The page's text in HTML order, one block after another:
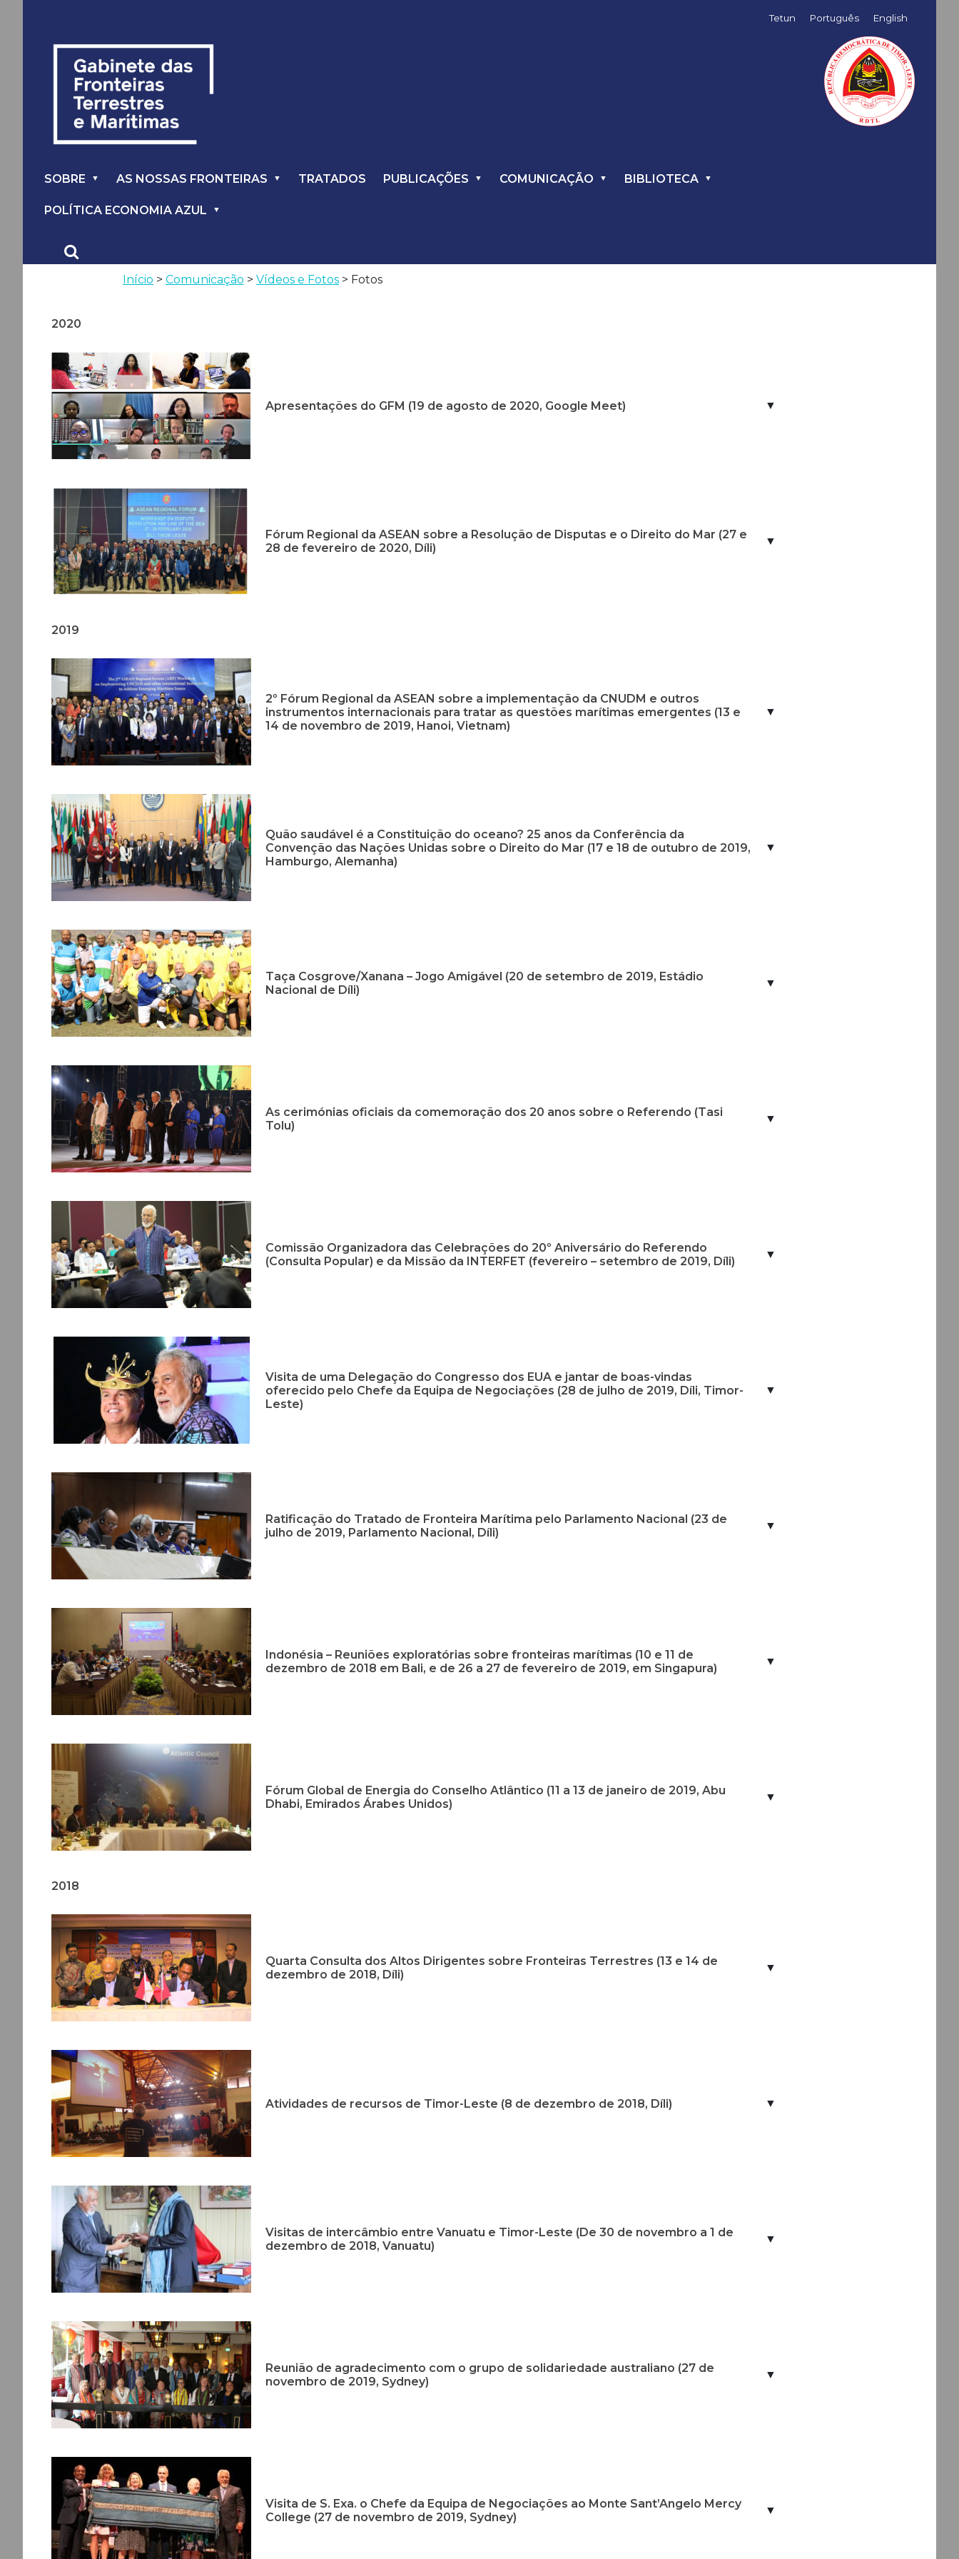
English
Português
Tetun
SOBRE AS NOSSAS FRONTEIRAS TRATADOS PUBLICAÇÕES COMUNICAÇÃO BIBLIOTECA
POLÍTICA ECONOMIA AZUL
Início > Comunicação > Vídeos e Fotos > Fotos
2020
Apresentações do GFM (19 de agosto de 2020, Google Meet) ▼
Fórum Regional da ASEAN sobre a Resolução de Disputas e o Direito do Mar (27 e
28 de fevereiro de 2020, Díli)
▼
2019
2º Fórum Regional da ASEAN sobre a implementação da CNUDM e outros
instrumentos internacionais para tratar as questões marítimas emergentes (13 e
14 de novembro de 2019, Hanoi, Vietnam)
▼
Quão saudável é a Constituição do oceano? 25 anos da Conferência da
Convenção das Nações Unidas sobre o Direito do Mar (17 e 18 de outubro de 2019,
Hamburgo, Alemanha)
▼
Taça Cosgrove/Xanana – Jogo Amigável (20 de setembro de 2019, Estádio
Nacional de Díli)
▼
As cerimónias oficiais da comemoração dos 20 anos sobre o Referendo (Tasi
Tolu)
▼
Comissão Organizadora das Celebrações do 20º Aniversário do Referendo
(Consulta Popular) e da Missão da INTERFET (fevereiro – setembro de 2019, Díli)
▼
Visita de uma Delegação do Congresso dos EUA e jantar de boas-vindas
oferecido pelo Chefe da Equipa de Negociações (28 de julho de 2019, Díli, Timor-
Leste)
▼
Ratificação do Tratado de Fronteira Marítima pelo Parlamento Nacional (23 de
julho de 2019, Parlamento Nacional, Díli)
▼
Indonésia – Reuniões exploratórias sobre fronteiras marítimas (10 e 11 de
dezembro de 2018 em Bali, e de 26 a 27 de fevereiro de 2019, em Singapura)
▼
Fórum Global de Energia do Conselho Atlântico (11 a 13 de janeiro de 2019, Abu
Dhabi, Emirados Árabes Unidos)
▼
2018
Quarta Consulta dos Altos Dirigentes sobre Fronteiras Terrestres (13 e 14 de
dezembro de 2018, Díli)
▼
Atividades de recursos de Timor-Leste (8 de dezembro de 2018, Díli) ▼
Visitas de intercâmbio entre Vanuatu e Timor-Leste (De 30 de novembro a 1 de
dezembro de 2018, Vanuatu)
▼
Reunião de agradecimento com o grupo de solidariedade australiano (27 de
novembro de 2019, Sydney)
▼
Visita de S. Exa. o Chefe da Equipa de Negociações ao Monte Sant’Angelo Mercy
College (27 de novembro de 2019, Sydney)
▼